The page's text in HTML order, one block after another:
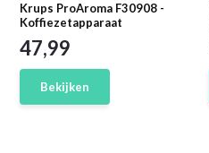
Krups ProAroma F30908 -
Koffiezetapparaat
47,99
Bekijken